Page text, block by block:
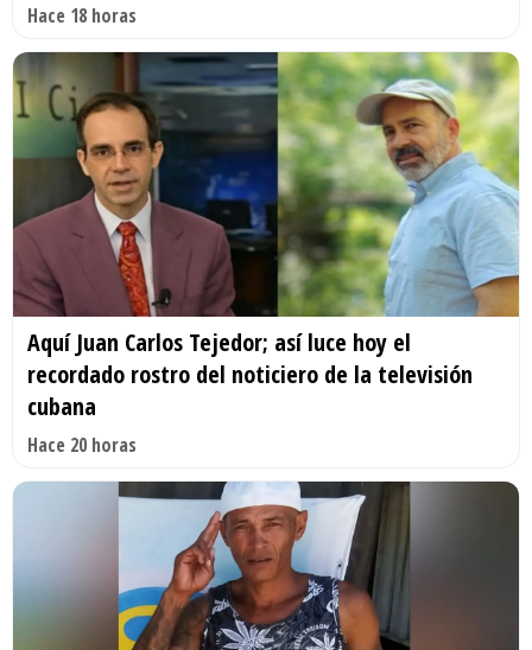
Hace 18 horas
Aquí Juan Carlos Tejedor; así luce hoy el
recordado rostro del noticiero de la televisión
cubana
Hace 20 horas